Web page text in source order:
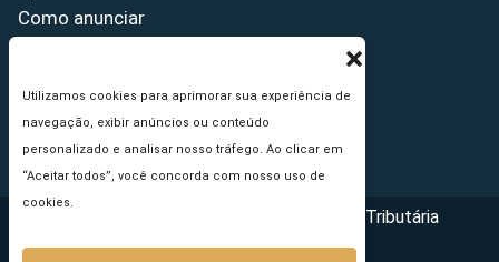
Utilizamos cookies para aprimorar sua experiência de
navegação, exibir anúncios ou conteúdo
personalizado e analisar nosso tráfego. Ao clicar em
“Aceitar todos”, você concorda com nosso uso de
cookies.
Como anunciar
Princípios Editoriais
Copyright © 2026 - Portal da Reforma Tributária